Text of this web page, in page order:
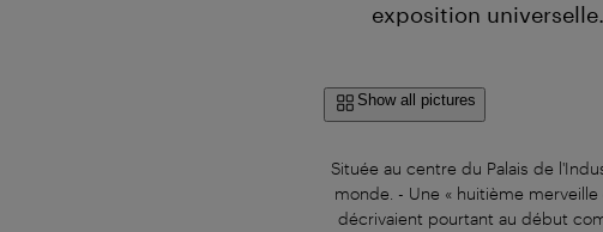
exposition universelle.
Show all pictures
Située au centre du Palais de
monde. - Une « huitième
décrivaient pourtant au début